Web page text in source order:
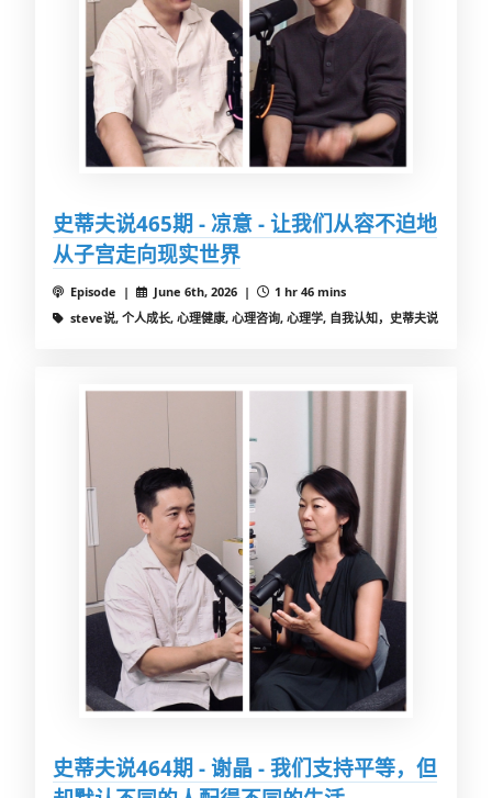
史蒂夫说465期 - 凉意 - 让我们从容不迫地
从子宫走向现实世界
Episode | June 6th, 2026 |
1 hr 46 mins
steve说, 个人成长, 心理健康, 心理咨询, 心理学, 自我认知，史蒂夫说
史蒂夫说464期 - 谢晶 - 我们支持平等，但